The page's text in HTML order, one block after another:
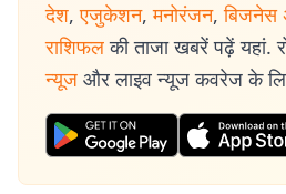
देश, एजुकेशन, मनोरंजन, बिजनेस
राशिफल की ताजा खबरें पढ़ें यहां.
न्यूज और लाइव न्यूज कवरेज के